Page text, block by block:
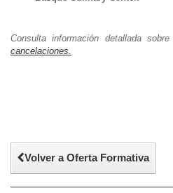
Consulta información detallada
cancelaciones.
Volver a Oferta Formativa